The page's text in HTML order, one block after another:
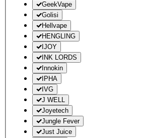
GeekVape
Golisi
Hellvape
HENGLING
IJOY
INK LORDS
Innokin
IPHA
IVG
J WELL
Joyetech
Jungle Fever
Just Juice